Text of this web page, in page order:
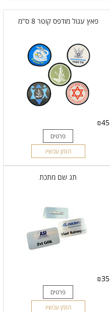
פאץ עגול מודפס קוטר 8 ס"מ
₪45
פרטים
הזמן עכשיו
תג שם מתכת
₪35
פרטים
הזמן עכשיו